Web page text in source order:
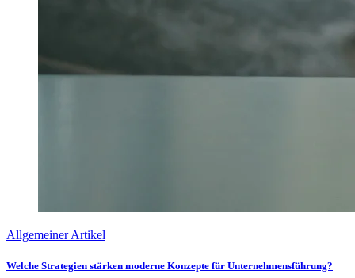
Allgemeiner Artikel
Welche Strategien stärken moderne Konzepte für Unternehmensführung?